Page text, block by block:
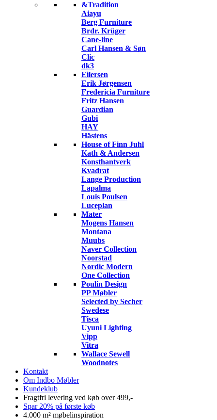
&Tradition
Aiayu
Berg Furniture
Brdr. Krüger
Cane-line
Carl Hansen & Søn
Clic
dk3
Eilersen
Erik Jørgensen
Fredericia Furniture
Fritz Hansen
Guardian
Gubi
HAY
Hästens
House of Finn Juhl
Kath & Andersen
Konsthantverk
Kvadrat
Lange Production
Lapalma
Louis Poulsen
Luceplan
Mater
Mogens Hansen
Montana
Muubs
Naver Collection
Noorstad
Nordic Modern
One Collection
Poulin Design
PP Møbler
Selected by Secher
Swedese
Tisca
Uyuni Lighting
Vipp
Vitra
Wallace Sewell
Woodnotes
Kontakt
Om Indbo Møbler
Kundeklub
Fragtfri levering ved køb over 499,-
Spar 20% på første køb
4.000 m² møbelinspiration